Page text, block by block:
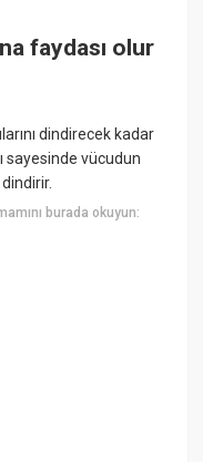
faydası olur
dindirecek kadar
sayesinde vücudun
burada okuyun: